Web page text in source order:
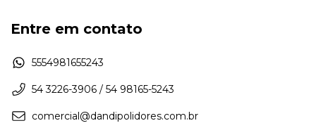
Entre em contato
5554981655243
54 3226-3906 / 54 98165-5243
comercial@dandipolidores.com.br